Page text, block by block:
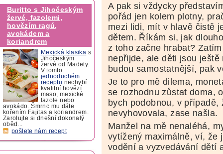
Buritto s Jihočeským
žervé, fazolemi,
hovězím ragú,
avokádem a
koriandrem
Mexická klasika s
Jihočeským
žervé od Madety.
V tomto
jednoduchém
receptu nechybí
kvalitní hovězí
maso, mexické
fazole nebo
avokádo. Šmrnc mu dáte
kořením Fajitas a koriandrem.
Zarolujte si dnešní dokonalý
oběd...
pošlete nám recept
A pak si vždycky
pořád jen kolem plotny,
mezi lidi, mít v hlavě čistě
dětem. Říkám si, jak
z toho začne hrabat?
nepřijde, ale děti jsou
budou samostatnější, pak
Je to pro mě dilema,
se rozhodnu zůstat doma,
bych podobnou, v
nevyhovovala, zase
Manžel na mě nenaléhá,
vytížený maximálně, ví, že
vodění a vyzvedávání dětí